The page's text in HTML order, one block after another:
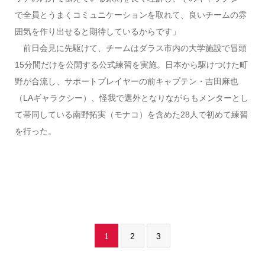
で全員とうまくコミュニケーションを取れて、良いチームの雰
囲気を作り出せると期待しているからです」
前日会見に先駆けて、チームはダラス市内の大学施設で冒頭
15分間だけを公開する公式練習を実施。日本から駆けつけた町
野が合流し、サポートプレイヤーの前キャプテン・吉田麻也
（LAギャラクシー）、怪我で選外となりながらもメンターとし
て帯同している南野拓実（モナコ）を含めた28人で初めて練習
を行った。
1 2 3